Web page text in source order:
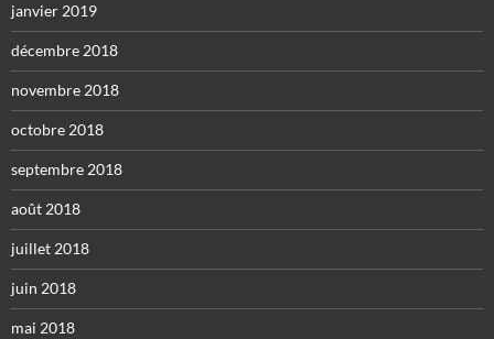
janvier 2019
décembre 2018
novembre 2018
octobre 2018
septembre 2018
août 2018
juillet 2018
juin 2018
mai 2018